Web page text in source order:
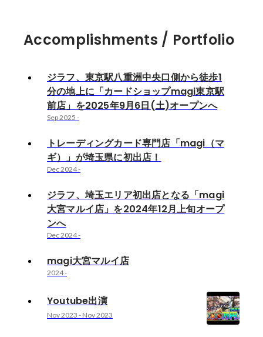
Accomplishments / Portfolio
ジラフ、東京駅八重洲中央口側から徒歩1
分の地上に「カードショップmagi東京駅
前店」を2025年9月6日(土)オープンへ
Sep 2025 -
トレーディングカード専門店「magi（マ
ギ）」が埼玉県に初出店！
Dec 2024-
ジラフ、埼玉エリア初出店となる「magi
大宮マルイ店」を2024年12月上旬オープ
ンへ
Dec 2024-
magi大宮マルイ店
2024-
Youtube出演
Nov 2023 - Nov 2023